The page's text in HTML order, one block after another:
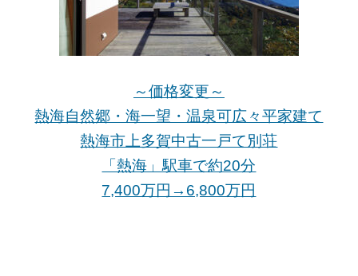
～価格変更～
熱海自然郷・海一望・温泉可広々平家建て
熱海市上多賀中古一戸て別荘
「熱海」駅車で約20分
7,400万円→6,800万円